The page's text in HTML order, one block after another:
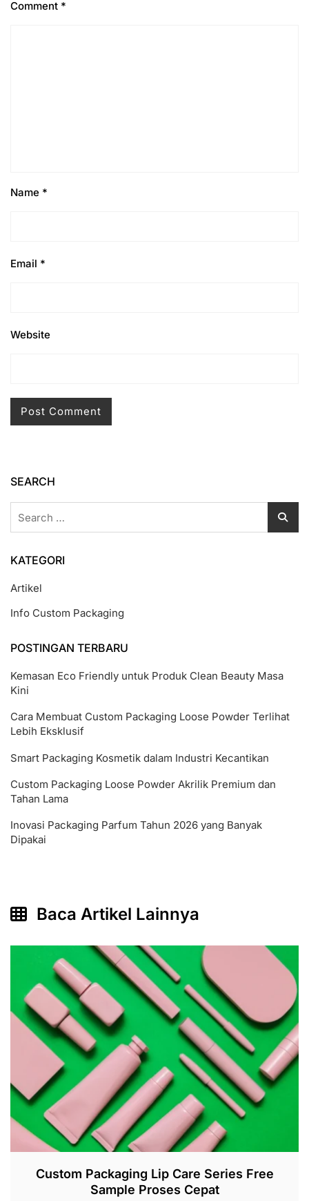
Comment *
Name *
Email *
Website
SEARCH
KATEGORI
Artikel
Info Custom Packaging
POSTINGAN TERBARU
Kemasan Eco Friendly untuk Produk Clean Beauty Masa
Kini
Cara Membuat Custom Packaging Loose Powder Terlihat
Lebih Eksklusif
Smart Packaging Kosmetik dalam Industri Kecantikan
Custom Packaging Loose Powder Akrilik Premium dan
Tahan Lama
Inovasi Packaging Parfum Tahun 2026 yang Banyak
Dipakai
Baca Artikel Lainnya
Custom Packaging Lip Care Series Free
Sample Proses Cepat